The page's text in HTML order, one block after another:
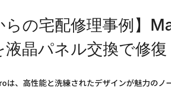
らの宅配修理事例】
液晶パネル交換で修復
、高性能と洗練されたデザインが魅力のノ